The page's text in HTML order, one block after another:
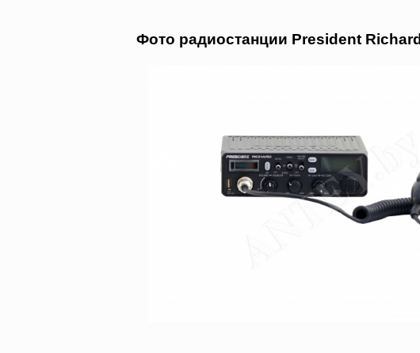
Фото радиостанции President Richard